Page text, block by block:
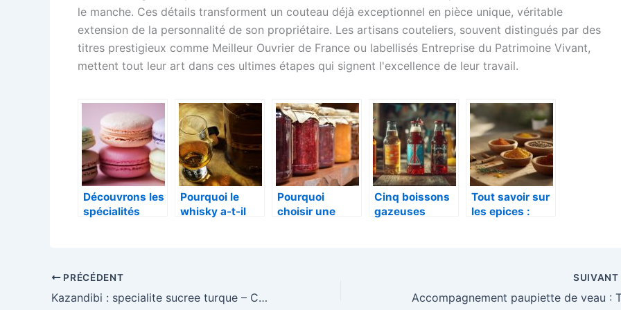
le manche. Ces détails transforment un couteau déjà exceptionnel en pièce unique, véritable
extension de la personnalité de son propriétaire. Les artisans couteliers, souvent distingués par des
titres prestigieux comme Meilleur Ouvrier de France ou labellisés Entreprise du Patrimoine Vivant,
mettent tout leur art dans ces ultimes étapes qui signent l'excellence de leur travail.
Découvrons les
spécialités
Pourquoi le
whisky a-t-il
Pourquoi
choisir une
Cinq boissons
gazeuses
decouvrir
Tout savoir sur
les epices :
PRÉCÉDENT
Kazandibi : specialite sucree turque – Comment reussir ce pudding caramelise a la maison
SUIVANT